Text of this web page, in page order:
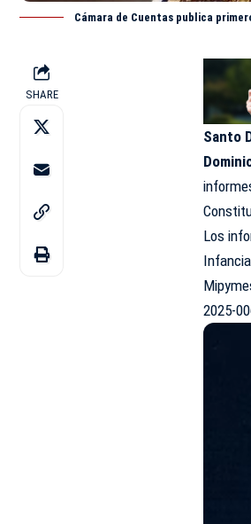
Cámara de Cuentas publica
SHARE
Santo
Los
2025-